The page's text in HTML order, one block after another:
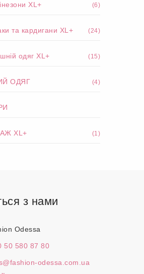
XL+ (6)
та кардигани XL+ (24)
одяг XL+ (15)
ОДЯГ (4)
XL+ (1)
з нами
Odessa
50 580 87 80
odessa.com.ua